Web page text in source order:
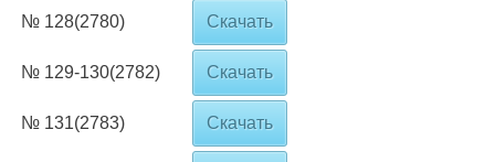
№ 128(2780) Скачать
№ 129-130(2782) Скачать
№ 131(2783) Скачать